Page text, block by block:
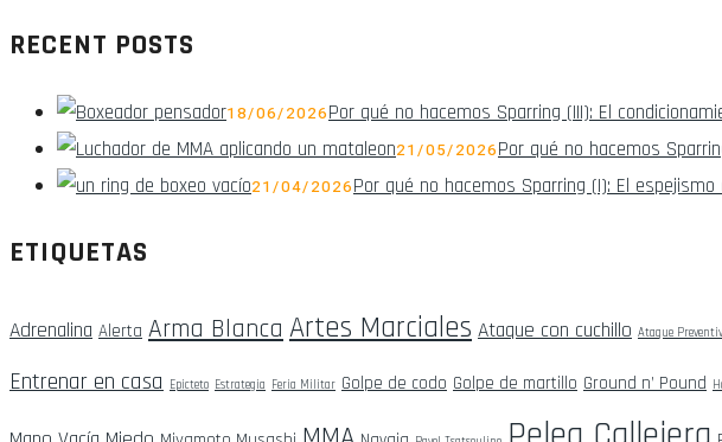
RECENT POSTS
18/06/2026Por qué no hacemos Sparring (III): El
21/05/2026Por qué no hacemos
21/04/2026Por qué no hacemos Sparring (I): El espejismo
ETIQUETAS
Adrenalina Alerta Arma Blanca Artes Marciales Ataque con cuchillo Ataque
Entrenar en casa Epicteto Estrategia Feria Militar Golpe de codo Golpe de martillo Ground n’ Pound